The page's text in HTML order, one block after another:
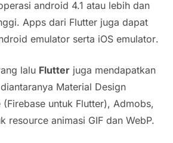
android 4.1 atau lebih dan
Apps dari Flutter juga dapat
emulator serta iOS emulator.
lalu Flutter juga mendapatkan
Material Design
untuk Flutter), Admobs,
resource animasi GIF dan WebP.